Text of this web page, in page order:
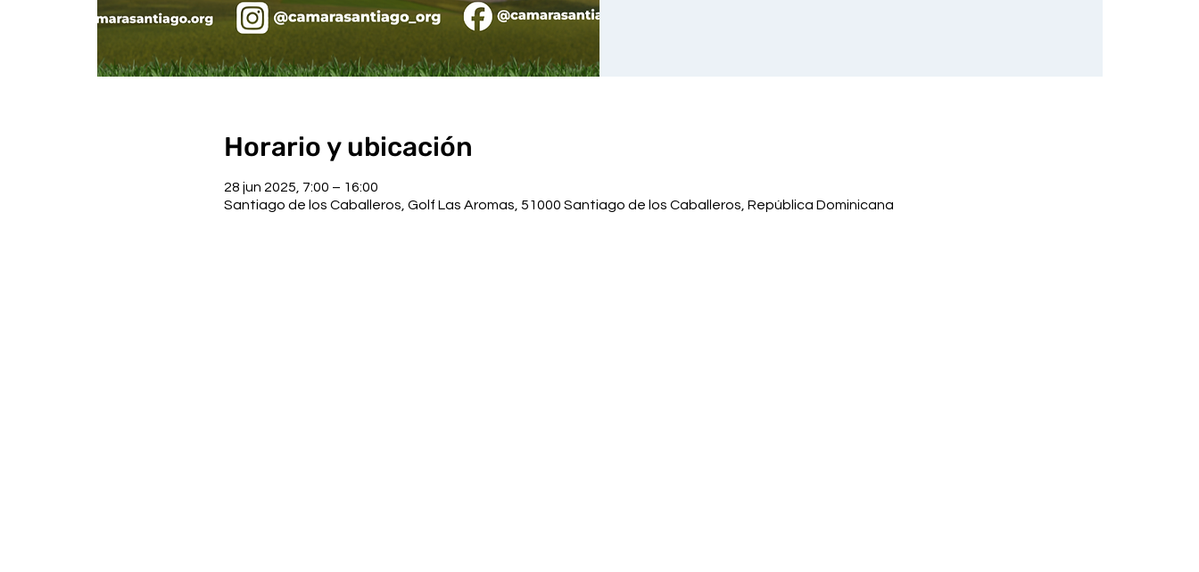
Horario y ubicación
28 jun 2025, 7:00 – 16:00
Santiago de los Caballeros, Golf Las Aromas, 51000 Santiago de los Caballeros, República Dominicana